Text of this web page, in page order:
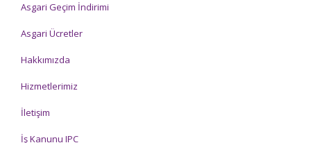
Asgari Geçim İndirimi
Asgari Ücretler
Hakkımızda
Hizmetlerimiz
İletişim
İş Kanunu IPC